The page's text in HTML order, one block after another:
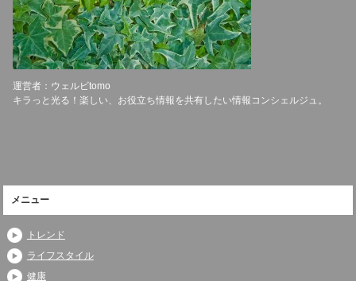
運営者：ウェルビtomo
キラっと光る！楽しい、お役立ち情報を共有したい情報コンシェルジュ。
メニュー
トレンド
ライフスタイル
健康